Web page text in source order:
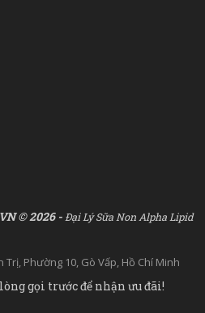
© 2026 -Đại Lý Sữa Non Alpha Lipid
Trị, Phường 10, Gò Vấp, Hồ Chí Minh
gọi trước để nhận ưu đãi!